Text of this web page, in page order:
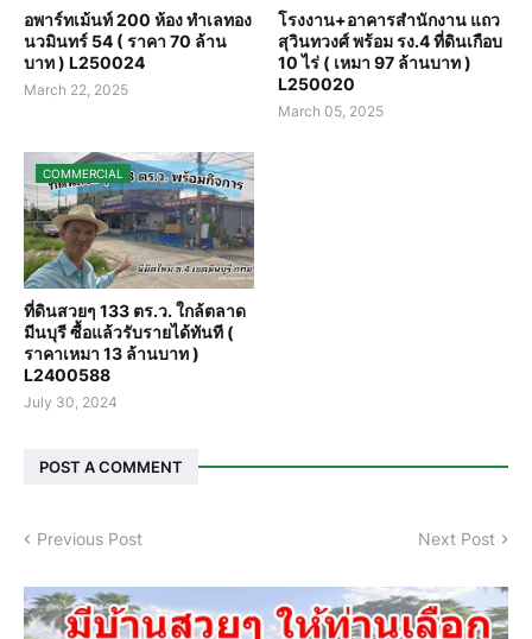
อพาร์ทเม้นท์ 200 ห้อง ทำเลทอง
นวมินทร์ 54 ( ราคา 70 ล้าน
บาท ) L250024
March 22, 2025
โรงงาน+อาคารสำนักงาน แถว
สุวินทวงศ์ พร้อม รง.4 ที่ดินเกือบ
10 ไร่ ( เหมา 97 ล้านบาท )
L250020
March 05, 2025
COMMERCIAL
ที่ดินสวยๆ 133 ตร.ว. ใกล้ตลาด
มีนบุรี ซื้อแล้วรับรายได้ทันที (
ราคาเหมา 13 ล้านบาท )
L2400588
July 30, 2024
POST A COMMENT
Previous Post Next Post